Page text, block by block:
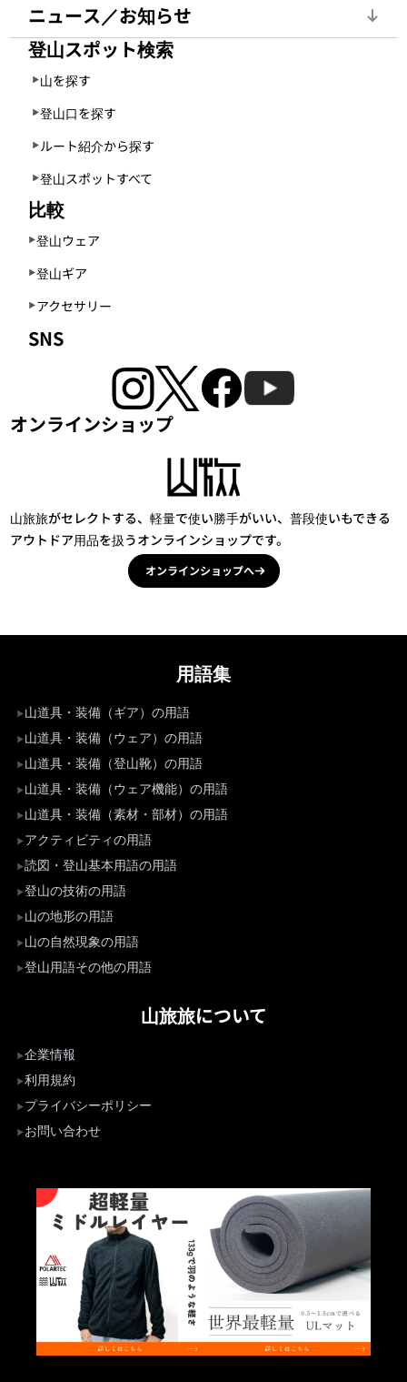
ニュース／お知らせ
登山スポット検索
山を探す
登山口を探す
ルート紹介から探す
登山スポットすべて
比較
登山ウェア
登山ギア
アクセサリー
SNS
オンラインショップ
山旅旅がセレクトする、軽量で使い勝手がいい、普段使いもできる
アウトドア用品を扱うオンラインショップです。
オンラインショップへ
用語集
山道具・装備（ギア）の用語
山道具・装備（ウェア）の用語
山道具・装備（登山靴）の用語
山道具・装備（ウェア機能）の用語
山道具・装備（素材・部材）の用語
アクティビティの用語
読図・登山基本用語の用語
登山の技術の用語
山の地形の用語
山の自然現象の用語
登山用語その他の用語
山旅旅について
企業情報
利用規約
プライバシーポリシー
お問い合わせ